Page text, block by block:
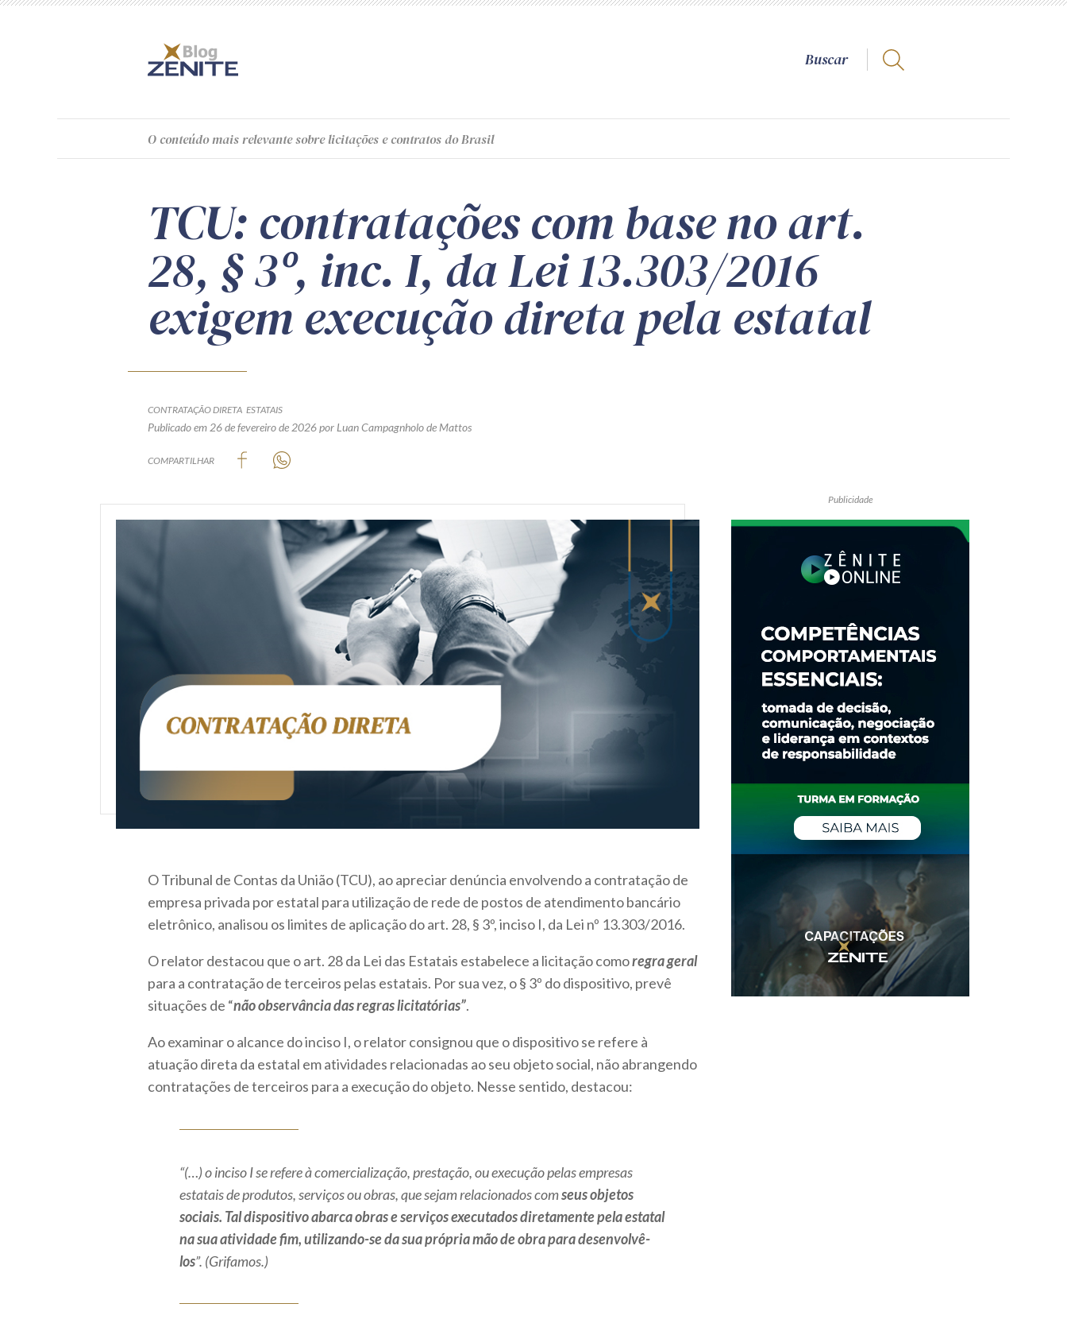
O conteúdomais relevante sobre licitações e contratos do Brasil
TCU: contratações com base no art.
28, § 3º, inc. I, da Lei 13.303/2016
exigem execução direta pela estatal
CONTRATAÇÃO DIRETA ESTATAIS
Publicado em 26 de fevereiro de 2026por Luan Campagnholo de Mattos
COMPARTILHAR
O Tribunal de Contas da União (TCU), ao apreciar denúncia envolvendo a contratação de
empresa privada por estatal para utilização de rede de postos de atendimento bancário
eletrônico, analisou os limites de aplicação do art. 28, § 3º, inciso I, da Lei nº 13.303/2016.
O relator destacou que o art. 28 da Lei das Estatais estabelece a licitação comoregra geral
para a contratação de terceiros pelas estatais. Por sua vez, o § 3º do dispositivo, prevê
situações de “não observância das regras licitatórias”.
Ao examinar o alcance do inciso I, o relator consignou que o dispositivo se refere à
atuação direta da estatal em atividades relacionadas ao seu objeto social, não abrangendo
contratações de terceiros para a execução do objeto. Nesse sentido, destacou:
“(…) o inciso I se refere à comercialização, prestação, ou execução pelas empresas
estatais de produtos, serviços ou obras, que sejam relacionados comseus objetos
sociais. Tal dispositivo abarca obras e serviços executados diretamente pela estatal
na sua atividade fim, utilizando-se da sua própria mão de obra para desenvolvê-
los”. (Grifamos.)
Publicidade